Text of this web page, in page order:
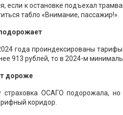
если к остановке подъехал
табло «Внимание, пассажир!».
года проиндексированы
913 рублей, то в 2024-м
дороже
страховка ОСАГО подорожала, но
коридор.